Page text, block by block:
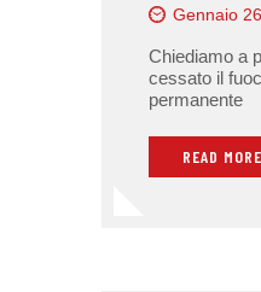
Gennaio
Chiediamo a
cessato il
permanente
READ MORE